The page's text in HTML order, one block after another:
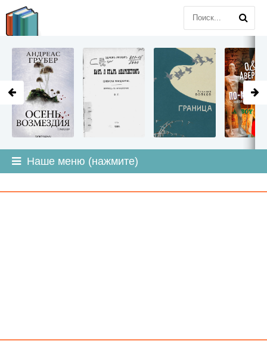
Наше меню (нажмите)
LITMIR.ORG